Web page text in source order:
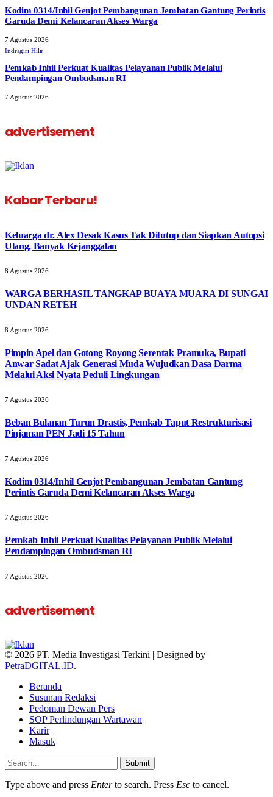
Kodim 0314/Inhil Genjot Pembangunan Jembatan Gantung Perintis
Garuda Demi Kelancaran Akses Warga
7 Agustus 2026
Indragiri Hilir
Pemkab Inhil Perkuat Kualitas Pelayanan Publik Melalui
Pendampingan Ombudsman RI
7 Agustus 2026
advertisement
Kabar Terbaru!
Keluarga dr. Alex Desak Kasus Tak Ditutup dan Siapkan Autopsi
Ulang, Banyak Kejanggalan
8 Agustus 2026
WARGA BERHASIL TANGKAP BUAYA MUARA DI SUNGAI
UNDAN RETEH
8 Agustus 2026
Pimpin Apel dan Gotong Royong Serentak Pramuka, Bupati
Anwar Sadat Ajak Generasi Muda Wujudkan Dasa Darma
Melalui Aksi Nyata Peduli Lingkungan
7 Agustus 2026
Beban Bulanan Turun Drastis, Pemkab Taput Restrukturisasi
Pinjaman PEN Jadi 15 Tahun‎
7 Agustus 2026
Kodim 0314/Inhil Genjot Pembangunan Jembatan Gantung
Perintis Garuda Demi Kelancaran Akses Warga
7 Agustus 2026
Pemkab Inhil Perkuat Kualitas Pelayanan Publik Melalui
Pendampingan Ombudsman RI
7 Agustus 2026
advertisement
© 2026 PT. Media Investigasi Terkini | Designed by
PetraDGITAL.ID.
Beranda
Susunan Redaksi
Pedoman Dewan Pers
SOP Perlindungan Wartawan
Karir
Masuk
Submit
Type above and press Enterto search. Press Esc to cancel.